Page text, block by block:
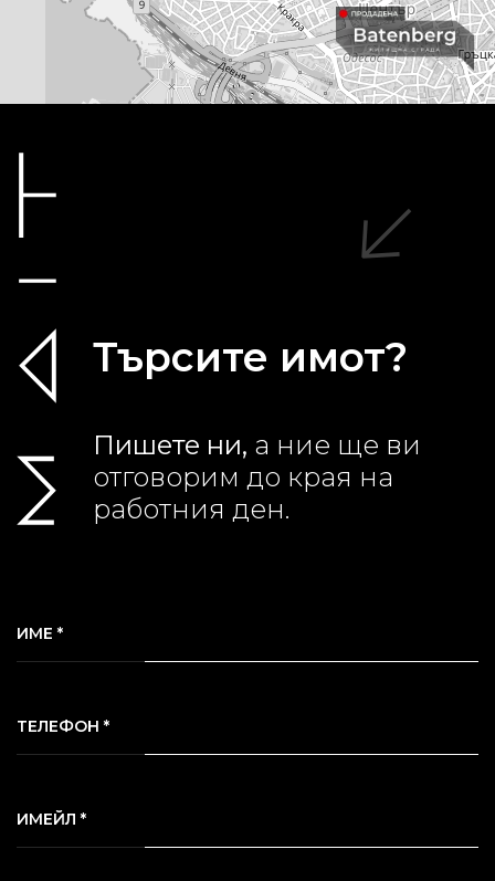
Търсите имот?
Пишете ни, а ние ще ви
отговорим до края на
работния ден.
ИМЕ *
ТЕЛЕФОН *
ИМЕЙЛ *